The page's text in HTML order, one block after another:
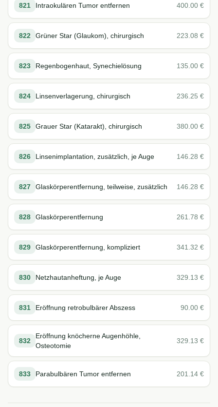
821 Intraokulären Tumor entfernen 400.00 €
822 Grüner Star (Glaukom), chirurgisch 223.08 €
823 Regenbogenhaut, Synechielösung 135.00 €
824 Linsenverlagerung, chirurgisch 236.25 €
825 Grauer Star (Katarakt), chirurgisch 380.00 €
826 Linsenimplantation, zusätzlich, je Auge 146.28 €
827 Glaskörperentfernung, teilweise, zusätzlich 146.28 €
828 Glaskörperentfernung 261.78 €
829 Glaskörperentfernung, kompliziert 341.32 €
830 Netzhautanheftung, je Auge 329.13 €
831 Eröffnung retrobulbärer Abszess 90.00 €
832
Eröffnung knöcherne Augenhöhle,
Osteotomie
329.13 €
833 Parabulbären Tumor entfernen 201.14 €